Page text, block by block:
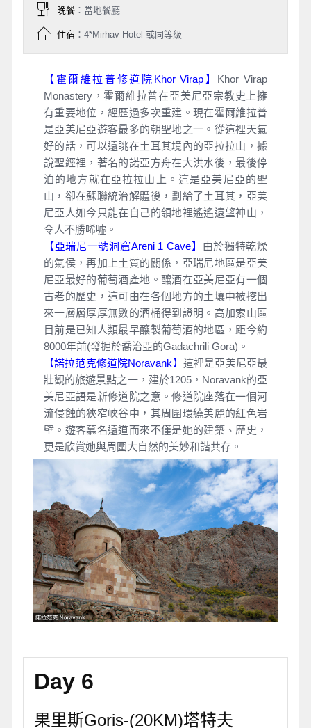
晚餐：當地餐廳
住宿：4*Mirhav Hotel 或同等級
【霍爾維拉普修道院Khor Virap】 Khor Virap
Monastery，霍爾維拉普在亞美尼亞宗教史上擁
有重要地位，經歷過多次重建。現在霍爾維拉普
是亞美尼亞遊客最多的朝聖地之一。從這裡天氣
好的話，可以遠眺在土耳其境內的亞拉拉山，據
說聖經裡，著名的諾亞方舟在大洪水後，最後停
泊的地方就在亞拉拉山上。這是亞美尼亞的聖
山，卻在蘇聯統治解體後，劃給了土耳其，亞美
尼亞人如今只能在自己的領地裡遙遙遠望神山，
令人不勝唏噓。
【亞瑞尼一號洞窟Areni 1 Cave】 由於獨特乾燥
的氣侯，再加上土質的關係，亞瑞尼地區是亞美
尼亞最好的葡萄酒產地。釀酒在亞美尼亞有一個
古老的歷史，這可由在各個地方的土壤中被挖出
來一層層厚厚無數的酒桶得到證明。高加索山區
目前是已知人類最早釀製葡萄酒的地區，距今約
8000年前(發掘於喬治亞的Gadachrili Gora)。
【諾拉范克修道院Noravank】 這裡是亞美尼亞最
壯觀的旅遊景點之一，建於1205，Noravank的亞
美尼亞語是新修道院之意。修道院座落在一個河
流侵蝕的狹窄峽谷中，其周圍環繞美麗的紅色岩
壁。遊客慕名遠道而來不僅是她的建築、歷史，
更是欣賞她與周圍大自然的美妙和諧共存。
Day 6
果里斯Goris-(20KM)塔特夫